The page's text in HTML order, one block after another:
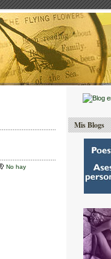
No hay
Mis Blogs